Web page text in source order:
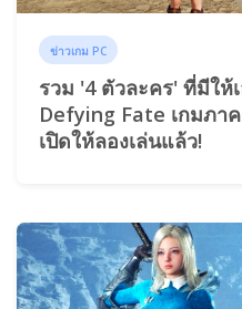
ข่าวเกม PC
รวม '4 ตัวละคร' ที่มีให้
Defying Fate เกมภา
เปิดให้ลองเล่นแล้ว!